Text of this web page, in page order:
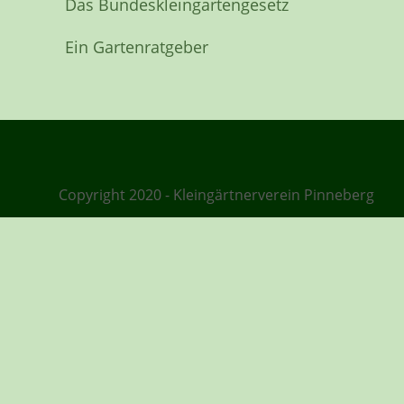
Das Bundeskleingartengesetz
Ein Gartenratgeber
Copyright 2020 - Kleingärtnerverein Pinneberg